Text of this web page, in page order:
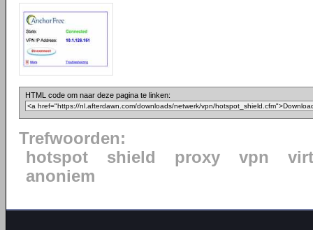
HTML code om naar deze pagina te linken:
Trefwoorden:
hotspot
shield proxy vpn
anoniem